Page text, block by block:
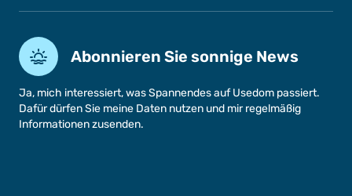
Abonnieren Sie sonnige News
Ja, mich interessiert, was Spannendes auf Usedom passiert.
Dafür dürfen Sie meine Daten nutzen und mir regelmäßig
Informationen zusenden.